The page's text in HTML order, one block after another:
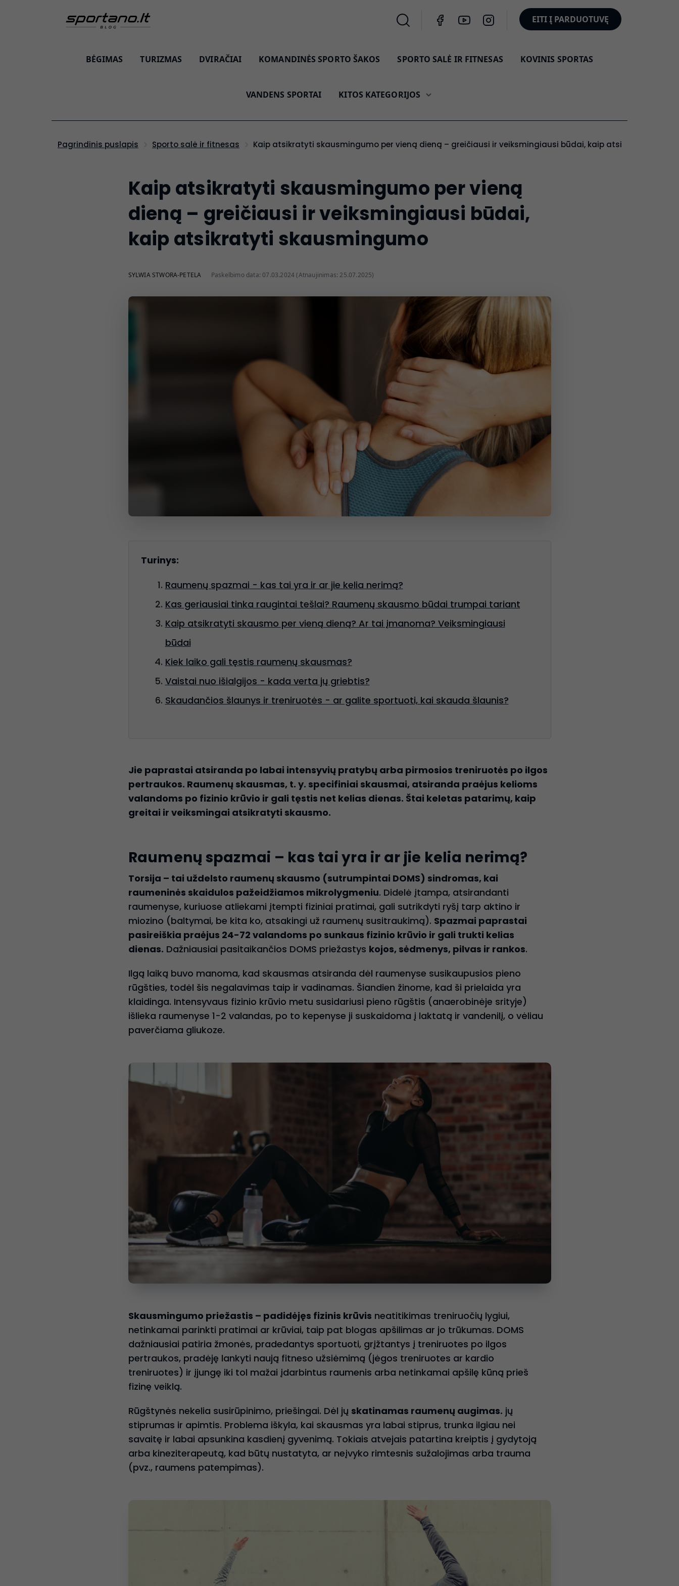
EITI Į PARDUOTUVĘ
BĖGIMAS TURIZMAS DVIRAČIAI KOMANDINĖS SPORTO ŠAKOS SPORTO SALĖ IR FITNESAS KOVINIS SPORTAS
VANDENS SPORTAI KITOS KATEGORIJOS
Pagrindinis puslapis Sporto salė ir fitnesas Kaip atsikratyti skausmingumo per vieną dieną – greičiausi ir veiksmingiausi būdai, kaip atsikratyti
Kaip atsikratyti skausmingumo per vieną
dieną – greičiausi ir veiksmingiausi būdai,
kaip atsikratyti skausmingumo
SYLWIA STWORA-PETELA Paskelbimo data: 07.03.2024 (Atnaujinimas: 25.07.2025)
Turinys:
Raumenų spazmai - kas tai yra ir ar jie kelia nerimą?
Kas geriausiai tinka raugintai tešlai? Raumenų skausmo būdai trumpai tariant
Kaip atsikratyti skausmo per vieną dieną? Ar tai įmanoma? Veiksmingiausi
būdai
Kiek laiko gali tęstis raumenų skausmas?
Vaistai nuo išialgijos - kada verta jų griebtis?
Skaudančios šlaunys ir treniruotės - ar galite sportuoti, kai skauda šlaunis?
Jie paprastai atsiranda po labai intensyvių pratybų arba pirmosios treniruotės po ilgos
pertraukos. Raumenų skausmas, t. y. specifiniai skausmai, atsiranda praėjus kelioms
valandoms po fizinio krūvio ir gali tęstis net kelias dienas. Štai keletas patarimų, kaip
greitai ir veiksmingai atsikratyti skausmo.
Raumenų spazmai – kas tai yra ir ar jie kelia nerimą?
Torsija – tai uždelsto raumenų skausmo (sutrumpintai DOMS) sindromas, kai
raumeninės skaidulos pažeidžiamos mikrolygmeniu. Didelė įtampa, atsirandanti
raumenyse, kuriuose atliekami įtempti fiziniai pratimai, gali sutrikdyti ryšį tarp aktino ir
miozino (baltymai, be kita ko, atsakingi už raumenų susitraukimą). Spazmai paprastai
pasireiškia praėjus 24-72 valandoms po sunkaus fizinio krūvio ir gali trukti kelias
dienas. Dažniausiai pasitaikančios DOMS priežastys kojos, sėdmenys, pilvas ir rankos.
Ilgą laiką buvo manoma, kad skausmas atsiranda dėl raumenyse susikaupusios pieno
rūgšties, todėl šis negalavimas taip ir vadinamas. Šiandien žinome, kad ši prielaida yra
klaidinga. Intensyvaus fizinio krūvio metu susidariusi pieno rūgštis (anaerobinėje srityje)
išlieka raumenyse 1-2 valandas, po to kepenyse ji suskaidoma į laktatą ir vandenilį, o vėliau
paverčiama gliukoze.
Skausmingumo priežastis – padidėjęs fizinis krūvis neatitikimas treniruočių lygiui,
netinkamai parinkti pratimai ar krūviai, taip pat blogas apšilimas ar jo trūkumas. DOMS
dažniausiai patiria žmonės, pradedantys sportuoti, grįžtantys į treniruotes po ilgos
pertraukos, pradėję lankyti naują fitneso užsiėmimą (jėgos treniruotes ar kardio
treniruotes) ir įjungę iki tol mažai įdarbintus raumenis arba netinkamai apšilę kūną prieš
fizinę veiklą.
Rūgštynės nekelia susirūpinimo, priešingai. Dėl jų skatinamas raumenų augimas. jų
stiprumas ir apimtis. Problema iškyla, kai skausmas yra labai stiprus, trunka ilgiau nei
savaitę ir labai apsunkina kasdienį gyvenimą. Tokiais atvejais patartina kreiptis į gydytoją
arba kineziterapeutą, kad būtų nustatyta, ar neįvyko rimtesnis sužalojimas arba trauma
(pvz., raumens patempimas).